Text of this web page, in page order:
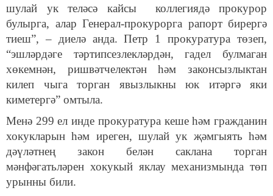
шулай ук теләсә кайсы коллегиядә прокурор
булырга, алар Генерал-прокурорга рапорт бирергә
тиеш”, – диелә анда. Петр 1 прокуратура төзеп,
“эшләрдәге тәртипсезлекләрдән, гадел булмаган
хөкемнән, ришвәтчелектән һәм законсызлыктан
килеп чыга торган явызлыкны юк итәргә яки
киметергә” омтыла.
Менә 299 ел инде прокуратура кеше һәм гражданин
хокукларын һәм иреген, шулай ук җәмгыять һәм
дәүләтнең закон белән саклана торган
мәнфәгатьләрен хокукый яклау механизмында төп
урынны били.